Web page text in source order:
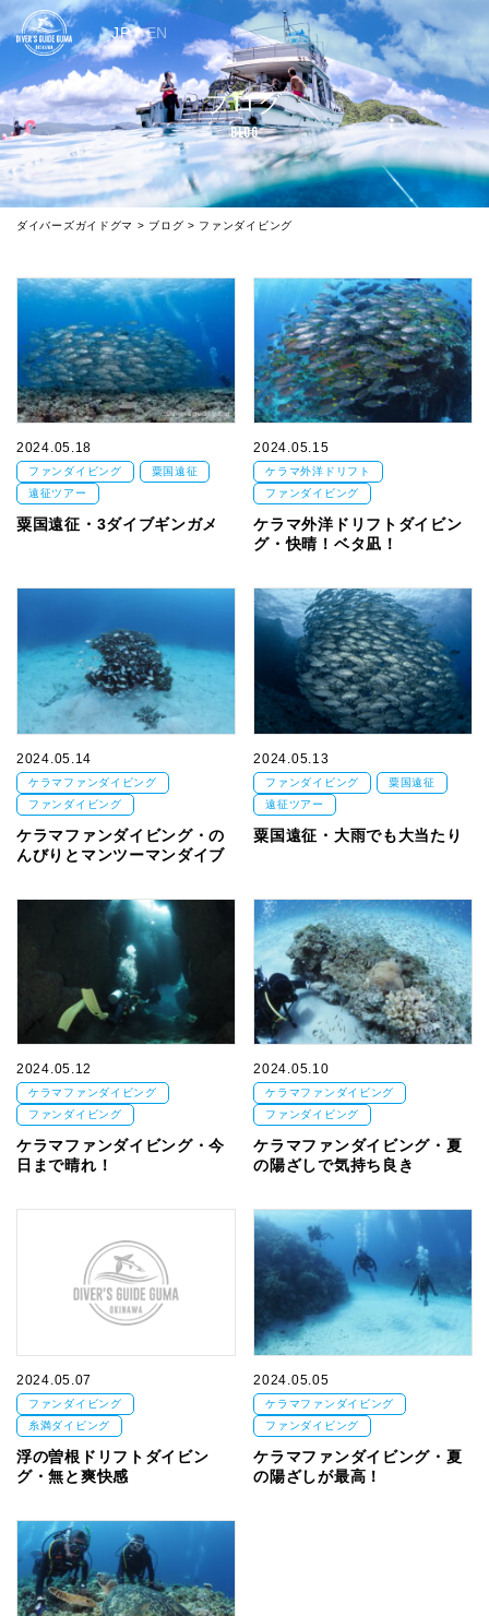
JP/EN
ブログ
BLOG
ダイバーズガイドグマ > ブログ > ファンダイビング
2024.05.18
ファンダイビング
粟国遠征
遠征ツアー
粟国遠征・3ダイブギンガメ
2024.05.15
ケラマ外洋ドリフト
ファンダイビング
ケラマ外洋ドリフトダイビン
グ・快晴！ベタ凪！
2024.05.14
ケラマファンダイビング
ファンダイビング
ケラマファンダイビング・の
んびりとマンツーマンダイブ
2024.05.13
ファンダイビング
粟国遠征
遠征ツアー
粟国遠征・大雨でも大当たり
2024.05.12
ケラマファンダイビング
ファンダイビング
ケラマファンダイビング・今
日まで晴れ！
2024.05.10
ケラマファンダイビング
ファンダイビング
ケラマファンダイビング・夏
の陽ざしで気持ち良き
2024.05.07
ファンダイビング
糸満ダイビング
浮の曽根ドリフトダイビン
グ・無と爽快感
2024.05.05
ケラマファンダイビング
ファンダイビング
ケラマファンダイビング・夏
の陽ざしが最高！